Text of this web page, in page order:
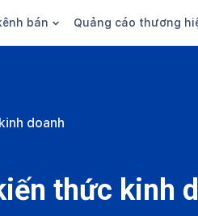
bán
social
Quảng cáo thương
Thương hiệu/Brand
doanh
thức kinh